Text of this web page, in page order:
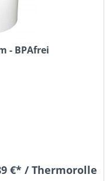
- BPAfrei
€* / Thermorolle